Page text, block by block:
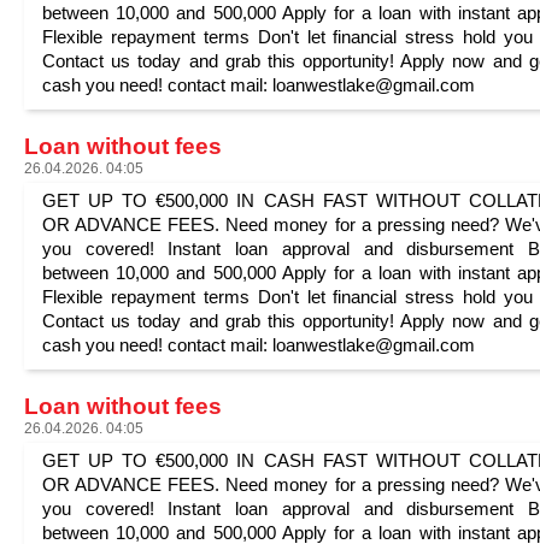
between 10,000 and 500,000 Apply for a loan with instant
Flexible repayment terms Don't let financial stress hold you
Contact us today and grab this opportunity! Apply now and
cash you need! contact mail: loanwestlake@gmail.com
Loan without fees
26.04.2026. 04:05
GET UP TO €500,000 IN CASH FAST WITHOUT
OR ADVANCE FEES. Need money for a pressing need?
you covered! Instant loan approval and disbursement
between 10,000 and 500,000 Apply for a loan with instant
Flexible repayment terms Don't let financial stress hold you
Contact us today and grab this opportunity! Apply now and
cash you need! contact mail: loanwestlake@gmail.com
Loan without fees
26.04.2026. 04:05
GET UP TO €500,000 IN CASH FAST WITHOUT
OR ADVANCE FEES. Need money for a pressing need?
you covered! Instant loan approval and disbursement
between 10,000 and 500,000 Apply for a loan with instant